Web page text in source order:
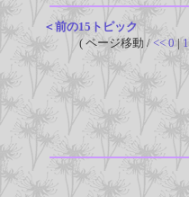
＜前の15トピック
( ページ移動 / << 0 |1